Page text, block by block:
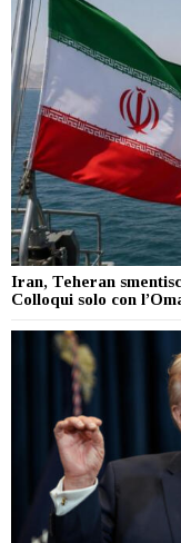
Iran, Teheran
Colloqui solo con